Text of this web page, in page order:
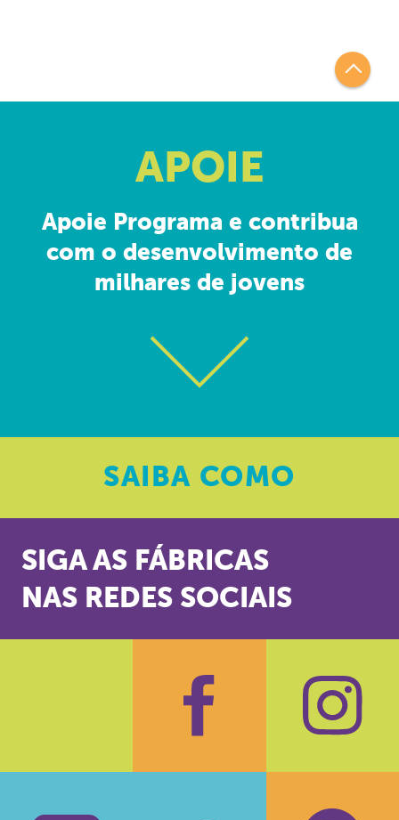
APOIE
Apoie Programa e contribua
com o desenvolvimento de
milhares de jovens
SAIBA COMO
SIGA AS FÁBRICAS
NAS REDES SOCIAIS
Facebook